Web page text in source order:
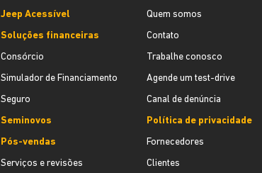
Jeep Acessível
Soluções financeiras
Consórcio
Simulador de Financiamento
Seguro
Seminovos
Pós-vendas
Serviços e revisões
Quem somos
Contato
Trabalhe conosco
Agende um test-drive
Canal de denúncia
Política de privacidade
Fornecedores
Clientes